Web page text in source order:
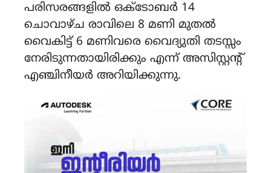
പരിസരങ്ങളിൽ ഒക്ടോബർ 14
ചൊവാഴ്ച രാവിലെ 8 മണി മുതൽ
വൈകിട്ട് 6 മണിവരെ വൈദ്യുതി തടസ്സം
നേരിടുന്നതായിരിക്കും എന്ന് അസിസ്റ്റന്റ്
എഞ്ചിനീയർ അറിയിക്കുന്നു.